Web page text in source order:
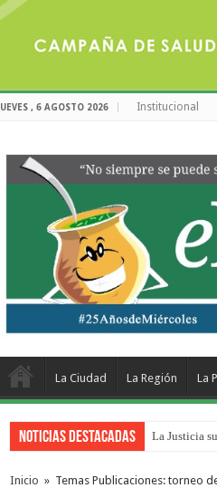
JUEVES , 6 AGOSTO 2026 Institucional
La Ciudad La Región La
Noticias Destacadas La Justicia
Se
Inicio » Temas Publicaciones: torneo